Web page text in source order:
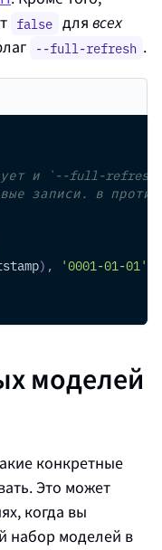
false для всех
--full-refresh .
и `--full-
записи. в
) , '0001-01-01'
моделей
конкретные
Это может
когда вы
набор моделей в